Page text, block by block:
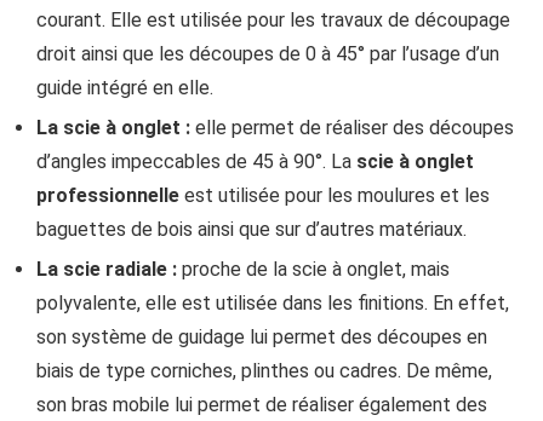
courant. Elle est utilisée pour les travaux de découpage
droit ainsi que les découpes de 0 à 45° par l’usage d’un
guide intégré en elle.
La scie à onglet : elle permet de réaliser des découpes
d’angles impeccables de 45 à 90°. La scie à onglet
professionnelle est utilisée pour les moulures et les
baguettes de bois ainsi que sur d’autres matériaux.
La scie radiale : proche de la scie à onglet, mais
polyvalente, elle est utilisée dans les finitions. En effet,
son système de guidage lui permet des découpes en
biais de type corniches, plinthes ou cadres. De même,
son bras mobile lui permet de réaliser également des